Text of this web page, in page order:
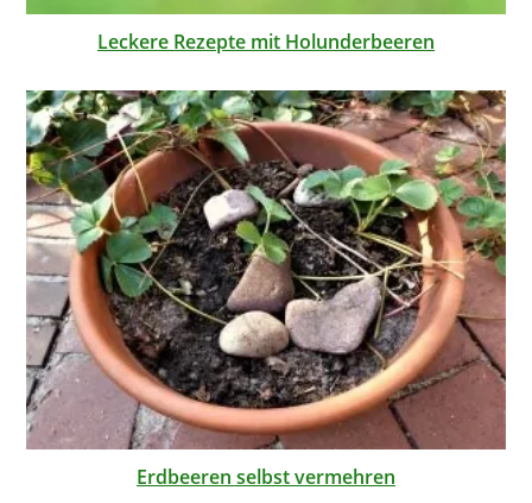
Leckere Rezepte mit Holunderbeeren
Erdbeeren selbst vermehren